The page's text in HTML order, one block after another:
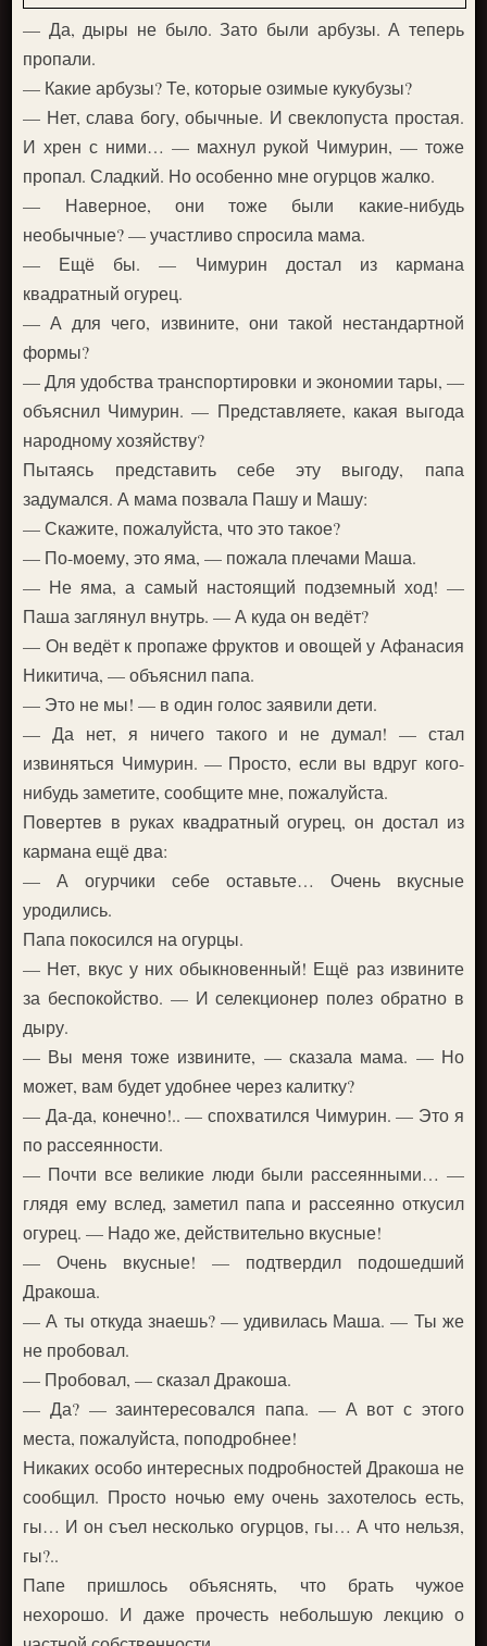
— Да, дыры не было. Зато были арбузы. А теперь
пропали.
— Какие арбузы? Те, которые озимые кукубузы?
— Нет, слава богу, обычные. И свеклопуста простая.
И хрен с ними… — махнул рукой Чимурин, — тоже
пропал. Сладкий. Но особенно мне огурцов жалко.
— Наверное, они тоже были какие-нибудь
необычные? — участливо спросила мама.
— Ещё бы. — Чимурин достал из кармана
квадратный огурец.
— А для чего, извините, они такой нестандартной
формы?
— Для удобства транспортировки и экономии тары, —
объяснил Чимурин. — Представляете, какая выгода
народному хозяйству?
Пытаясь представить себе эту выгоду, папа
задумался. А мама позвала Пашу и Машу:
— Скажите, пожалуйста, что это такое?
— По-моему, это яма, — пожала плечами Маша.
— Не яма, а самый настоящий подземный ход! —
Паша заглянул внутрь. — А куда он ведёт?
— Он ведёт к пропаже фруктов и овощей у Афанасия
Никитича, — объяснил папа.
— Это не мы! — в один голос заявили дети.
— Да нет, я ничего такого и не думал! — стал
извиняться Чимурин. — Просто, если вы вдруг кого-
нибудь заметите, сообщите мне, пожалуйста.
Повертев в руках квадратный огурец, он достал из
кармана ещё два:
— А огурчики себе оставьте… Очень вкусные
уродились.
Папа покосился на огурцы.
— Нет, вкус у них обыкновенный! Ещё раз извините
за беспокойство. — И селекционер полез обратно в
дыру.
— Вы меня тоже извините, — сказала мама. — Но
может, вам будет удобнее через калитку?
— Да-да, конечно!.. — спохватился Чимурин. — Это я
по рассеянности.
— Почти все великие люди были рассеянными… —
глядя ему вслед, заметил папа и рассеянно откусил
огурец. — Надо же, действительно вкусные!
— Очень вкусные! — подтвердил подошедший
Дракоша.
— А ты откуда знаешь? — удивилась Маша. — Ты же
не пробовал.
— Пробовал, — сказал Дракоша.
— Да? — заинтересовался папа. — А вот с этого
места, пожалуйста, поподробнее!
Никаких особо интересных подробностей Дракоша не
сообщил. Просто ночью ему очень захотелось есть,
гы… И он съел несколько огурцов, гы… А что нельзя,
гы?..
Папе пришлось объяснять, что брать чужое
нехорошо. И даже прочесть небольшую лекцию о